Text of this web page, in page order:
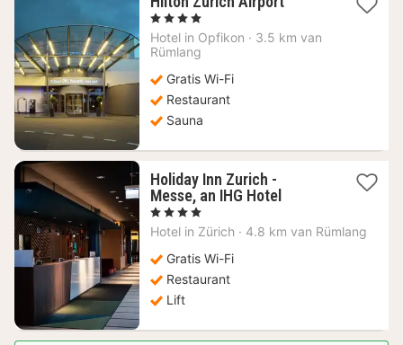
vanaf
, 4 Sterren
Hotel in Opfikon · 3.5 km van
Rümlang
Gratis Wi-Fi
Restaurant
Sauna
Holiday Inn Zurich -
Messe, an IHG Hotel1
vanaf
, 4 Sterren
Hotel in Zürich · 4.8 km van Rümlang
Gratis Wi-Fi
Restaurant
Lift